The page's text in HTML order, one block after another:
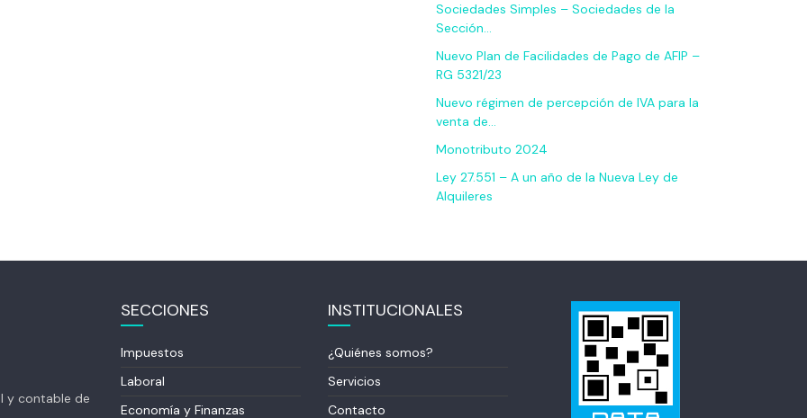
Sociedades Simples – Sociedades de la
Sección…
Nuevo Plan de Facilidades de Pago de AFIP –
RG 5321/23
Nuevo régimen de percepción de IVA para la
venta de…
Monotributo 2024
Ley 27.551 – A un año de la Nueva Ley de
Alquileres
y contable de
SECCIONES
Impuestos
Laboral
Economía y Finanzas
INSTITUCIONALES
¿Quiénes somos?
Servicios
Contacto